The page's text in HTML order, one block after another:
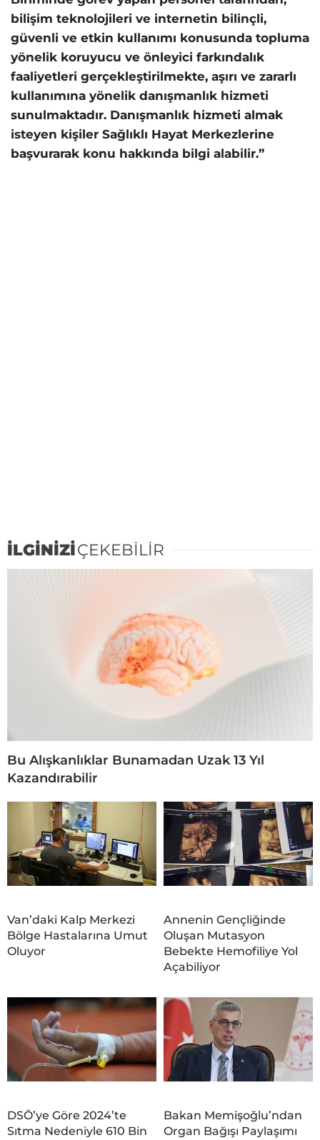
bilişim teknolojileri ve internetin bilinçli,
güvenli ve etkin kullanımı konusunda topluma
yönelik koruyucu ve önleyici farkındalık
faaliyetleri gerçekleştirilmekte, aşırı ve zararlı
kullanımına yönelik danışmanlık hizmeti
sunulmaktadır. Danışmanlık hizmeti almak
isteyen kişiler Sağlıklı Hayat Merkezlerine
başvurarak konu hakkında bilgi alabilir.”
İLGİNİZİÇEKEBİLİR
Bu Alışkanlıklar Bunamadan Uzak 13 Yıl
Kazandırabilir
Van’daki Kalp Merkezi
Bölge Hastalarına Umut
Oluyor
Annenin Gençliğinde
Oluşan Mutasyon
Bebekte Hemofiliye Yol
Açabiliyor
DSÖ’ye Göre 2024’te
Sıtma Nedeniyle 610 Bin
Bakan Memişoğlu’ndan
Organ Bağışı Paylaşımı